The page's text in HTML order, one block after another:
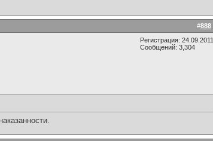
#888
Регистрация: 24.09.2011
Сообщений: 3,304